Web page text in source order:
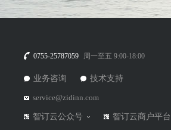
0755-25787059 周一至五 9:00-18:00
业务咨询 技术支持
service@zidinn.com
智订云公众号 智订云商户平台